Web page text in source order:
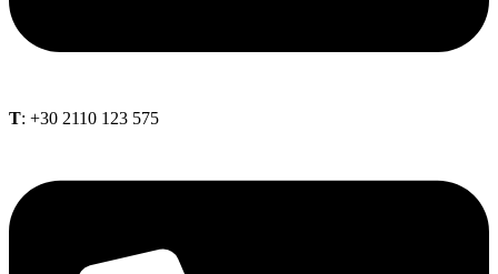
Τ: +30 2110 123 575